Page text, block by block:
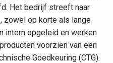
Het bedrijf streeft naar
zowel op korte als lange
intern opgeleid en werken
voorzien van een
Goedkeuring (CTG).